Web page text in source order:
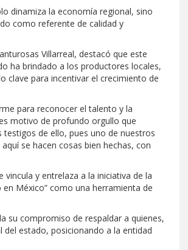
dinamiza la economía regional, sino
como referente de calidad y
Villarreal, destacó que este
ha brindado a los productores locales,
clave para incentivar el crecimiento de
para reconocer el talento y la
motivo de profundo orgullo que
de ello, pues uno de nuestros
se hacen cosas bien hechas, con
y entrelaza a la iniciativa de la
México” como una herramienta de
su compromiso de respaldar a quienes,
estado, posicionando a la entidad